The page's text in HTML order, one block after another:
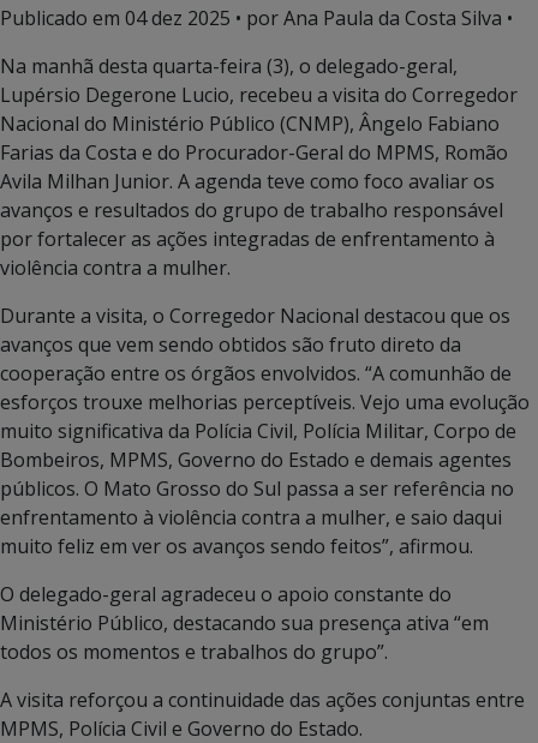
Publicado em 04 dez 2025 • por Ana Paula da Costa Silva •
Na manhã desta quarta-feira (3), o delegado-geral,
Lupérsio Degerone Lucio, recebeu a visita do Corregedor
Nacional do Ministério Público (CNMP), Ângelo Fabiano
Farias da Costa e do Procurador-Geral do MPMS, Romão
Avila Milhan Junior. A agenda teve como foco avaliar os
avanços e resultados do grupo de trabalho responsável
por fortalecer as ações integradas de enfrentamento à
violência contra a mulher.
Durante a visita, o Corregedor Nacional destacou que os
avanços que vem sendo obtidos são fruto direto da
cooperação entre os órgãos envolvidos. “A comunhão de
esforços trouxe melhorias perceptíveis. Vejo uma evolução
muito significativa da Polícia Civil, Polícia Militar, Corpo de
Bombeiros, MPMS, Governo do Estado e demais agentes
públicos. O Mato Grosso do Sul passa a ser referência no
enfrentamento à violência contra a mulher, e saio daqui
muito feliz em ver os avanços sendo feitos”, afirmou.
O delegado-geral agradeceu o apoio constante do
Ministério Público, destacando sua presença ativa “em
todos os momentos e trabalhos do grupo”.
A visita reforçou a continuidade das ações conjuntas entre
MPMS, Polícia Civil e Governo do Estado.